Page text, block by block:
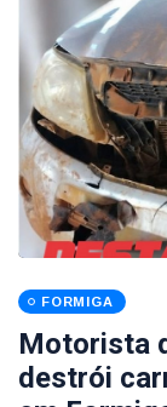
FORMIGA
Motorista
destrói